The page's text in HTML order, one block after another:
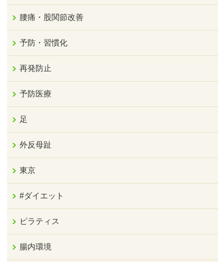
腰痛・股関節改善
予防・習慣化
再発防止
予防医療
足
外反母趾
東京
#ダイエット
ピラティス
腸内環境